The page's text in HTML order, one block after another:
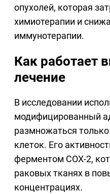
опухолей, которая
химиотерапии и
иммунотерапии.
Как работает
лечение
В исследовании
модифицированный
размножаться
клеток. Его
ферментом COX-2,
раковых тканях в
концентрациях.